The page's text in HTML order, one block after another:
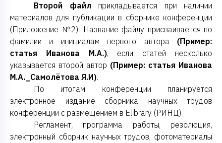
Второй файлприкладывается при наличии
материалов для публикации в сборнике конференции
(Приложение №2). Название файлу присваивается по
фамилии и инициалам первого автора (Пример:
статья Иванова М.А.), если статей несколько
указывается второй автор (Пример: статья Иванова
М.А._Самолётова Я.И).
По итогам конференции планируется
электронное издание сборника научных трудов
конференции с размещением в Elibrary (РИНЦ).
Регламент, программа работы, резолюция,
электронный сборник научных трудов, фотоматериалы